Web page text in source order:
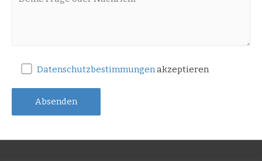
Datenschutzbestimmungen akzeptieren